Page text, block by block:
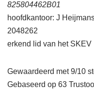
825804462B01
hoofdkantoor: J
2048262
erkend lid van het SKEV
Gewaardeerd met 9/10
Gebaseerd op 63